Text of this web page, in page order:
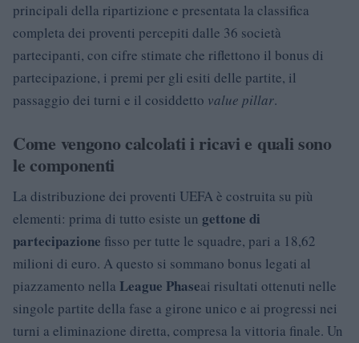
principali della ripartizione e presentata la classifica
completa dei proventi percepiti dalle 36 società
partecipanti, con cifre stimate che riflettono il bonus di
partecipazione, i premi per gli esiti delle partite, il
passaggio dei turni e il cosiddetto value pillar.
Come vengono calcolati i ricavi e quali sono
le componenti
La distribuzione dei proventi UEFA è costruita su più
elementi: prima di tutto esiste un gettone di
partecipazione fisso per tutte le squadre, pari a 18,62
milioni di euro. A questo si sommano bonus legati al
piazzamento nella League Phaseai risultati ottenuti nelle
singole partite della fase a girone unico e ai progressi nei
turni a eliminazione diretta, compresa la vittoria finale. Un